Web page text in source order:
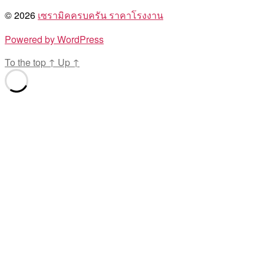
© 2026 เซรามิคครบครัน ราคาโรงงาน
Powered by WordPress
To the top ↑ Up ↑